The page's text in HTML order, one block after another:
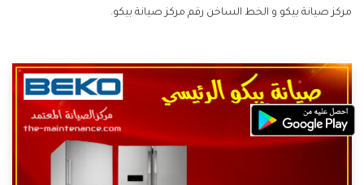
مركز صيانة بيكو و الخط الساخن رقم مركز صيانة بيكو.